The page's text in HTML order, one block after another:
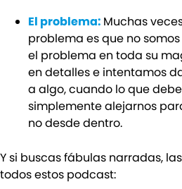
El problema: Muchas
problema es que no
el problema en toda su
en detalles e intentamos
a algo, cuando lo que
simplemente alejarnos
no desde dentro.
Y si buscas fábulas narradas,
todos estos podcast: